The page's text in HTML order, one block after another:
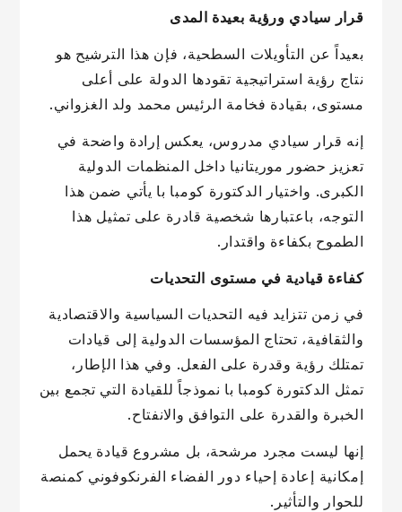
قرار سيادي ورؤية بعيدة المدى
بعيداً عن التأويلات السطحية، فإن هذا الترشيح هو
نتاج رؤية استراتيجية تقودها الدولة على أعلى
مستوى، بقيادة فخامة الرئيس محمد ولد الغزواني.
إنه قرار سيادي مدروس، يعكس إرادة واضحة في
تعزيز حضور موريتانيا داخل المنظمات الدولية
الكبرى. واختيار الدكتورة كومبا با يأتي ضمن هذا
التوجه، باعتبارها شخصية قادرة على تمثيل هذا
الطموح بكفاءة واقتدار.
كفاءة قيادية في مستوى التحديات
في زمن تتزايد فيه التحديات السياسية والاقتصادية
والثقافية، تحتاج المؤسسات الدولية إلى قيادات
تمتلك رؤية وقدرة على الفعل. وفي هذا الإطار،
تمثل الدكتورة كومبا با نموذجاً للقيادة التي تجمع بين
الخبرة والقدرة على التوافق والانفتاح.
إنها ليست مجرد مرشحة، بل مشروع قيادة يحمل
إمكانية إعادة إحياء دور الفضاء الفرنكوفوني كمنصة
للحوار والتأثير.